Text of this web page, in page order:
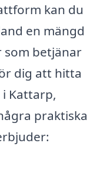
kan du
en mängd
betjänar
dig att hitta
Kattarp,
praktiska